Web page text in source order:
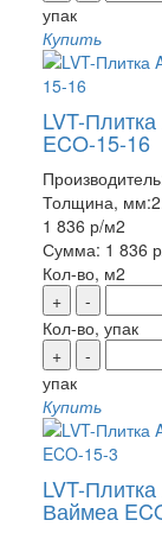
упак
Купить
LVT-
ECO-15-16
Толщина, мм:
1 836 р/м2
Сумма: 1 836 р
Кол-во, м2
+
-
Кол-во, упак
+
-
упак
Купить
LVT-
Ваймеа